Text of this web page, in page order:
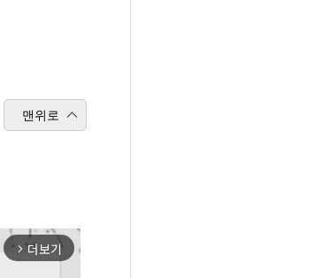
맨위로
arrow_forward_ios 더보기